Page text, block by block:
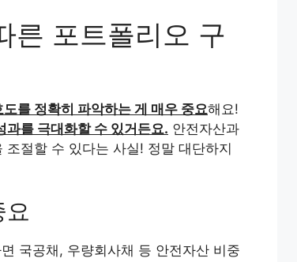
른 포트폴리오 구
를 정확히 파악하는 게 매우 중요해요!
과를 극대화할 수 있거든요. 안전자산과
절할 수 있다는 사실! 정말 대단하지
요
국공채, 우량회사채 등 안전자산 비중